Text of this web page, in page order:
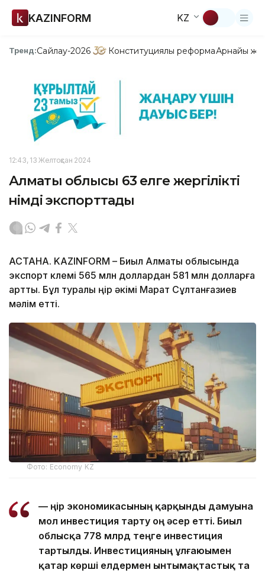
KAZINFORM KZ
Тренд:Сайлау-2026 Конституциялық реформаАрнайы
12:43, 13 Желтоқсан 2024
Алматы облысы 63 елге жергілікті
өнімді экспорттады
АСТАНА. KAZINFORM – Биыл Алматы облысында
экспорт көлемі 565 млн доллардан 581 млн долларға
артты. Бұл туралы өңір әкімі Марат Сұлтанғазиев
мәлім етті.
Фото: Economy KZ
— Өңір экономикасының қарқынды дамуына
мол инвестиция тарту оң әсер етті. Биыл
облысқа 778 млрд теңге инвестиция
тартылды. Инвестицияның ұлғаюымен
қатар көрші елдермен ынтымақтастық та